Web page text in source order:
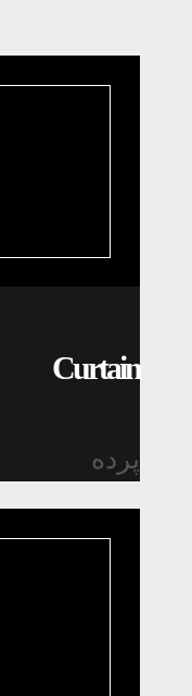
Curtain
پرده